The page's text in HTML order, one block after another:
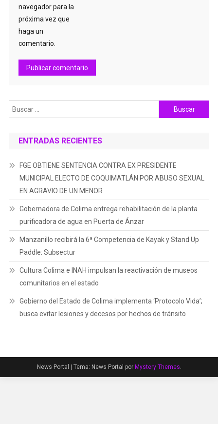
navegador para la
próxima vez que
haga un
comentario.
Buscar:
ENTRADAS RECIENTES
FGE OBTIENE SENTENCIA CONTRA EX PRESIDENTE
MUNICIPAL ELECTO DE COQUIMATLÁN POR ABUSO SEXUAL
EN AGRAVIO DE UN MENOR
Gobernadora de Colima entrega rehabilitación de la planta
purificadora de agua en Puerta de Ánzar
Manzanillo recibirá la 6ª Competencia de Kayak y Stand Up
Paddle: Subsectur
Cultura Colima e INAH impulsan la reactivación de museos
comunitarios en el estado
Gobierno del Estado de Colima implementa ‘Protocolo Vida’;
busca evitar lesiones y decesos por hechos de tránsito
News Portal Tema: News Portal por Mystery Themes.